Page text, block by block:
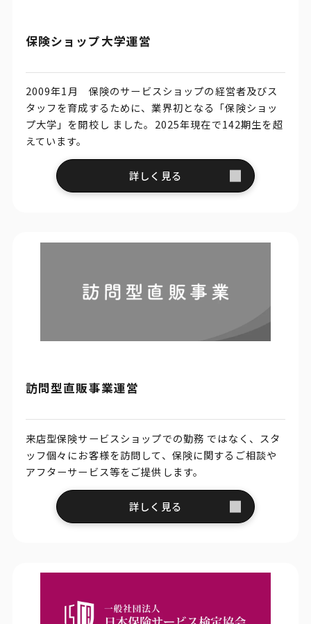
保険ショップ大学運営
2009年1月 保険のサービスショップの経営者及びス
タッフを育成するために、業界初となる「保険ショッ
プ大学」を開校し ました。2025年現在で142期生を超
えています。
詳しく見る
訪問型直販事業運営
来店型保険サービスショップでの勤務 ではなく、スタ
ッフ個々にお客様を訪問して、保険に関するご相談や
アフターサービス等をご提供します。
詳しく見る